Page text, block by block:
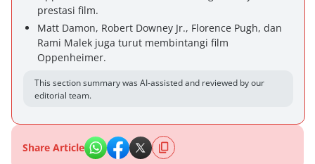
prestasi film.
Matt Damon, Robert Downey Jr., Florence Pugh, dan
Rami Malek juga turut membintangi film
Oppenheimer.
This section summary was AI-assisted and reviewed by our
editorial team.
Share Article